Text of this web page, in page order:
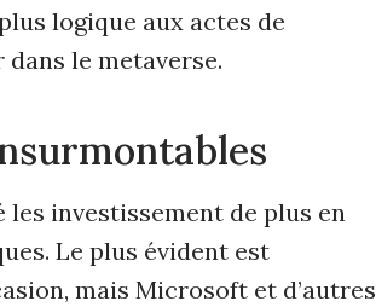
logique aux actes de
le metaverse.
investissement de plus en
Le plus évident est
mais Microsoft et d’autres